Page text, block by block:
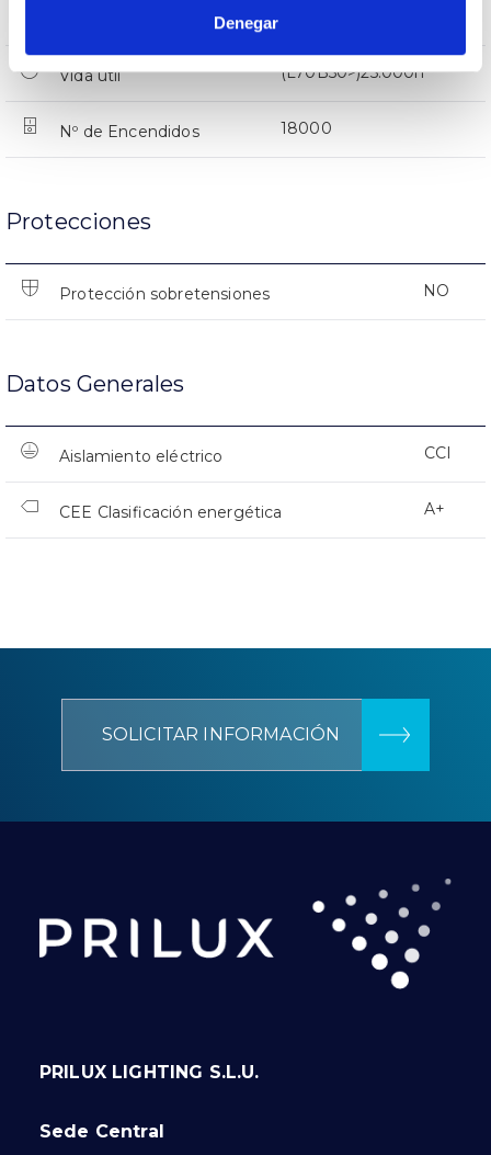
Denegar
Vida útil (L70B50>)25.000h
Nº de Encendidos 18000
Protecciones
Protección sobretensiones NO
Datos Generales
Aislamiento eléctrico CCI
CEE Clasificación energética A+
SOLICITAR INFORMACIÓN
PRILUX LIGHTING S.L.U.
Sede Central